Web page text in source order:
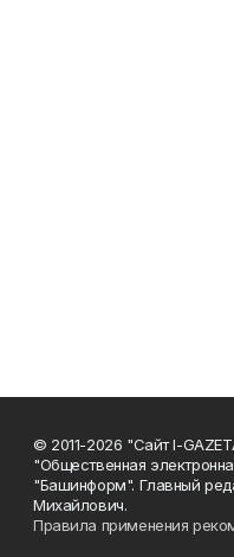
© 2011-2026 "Сайт I-
"Общественная
"Башинформ". Главный
Михайлович.
Правила применения